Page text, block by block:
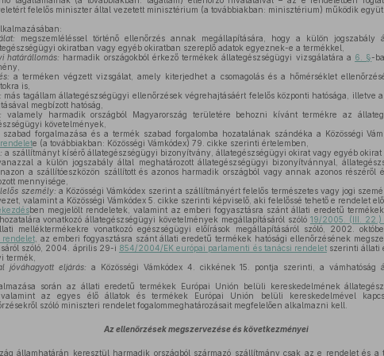
felelős miniszter által vezetett minisztérium (a továbbiakban: minisztérium) működik
megszemléléssel történő ellenőrzés annak megállapítására, hogy a külön jogszabály
okiratban vagy egyéb okiratban szereplő adatok egyeznek-e a termékkel,
határállomás: harmadik országokból érkező termékek állategészségügyi vizsgálatára a 6. §-
a terméken végzett vizsgálat, amely kiterjedhet a csomagolás és a hőmérséklet
is,
más tagállam állategészségügyi ellenőrzések végrehajtásáért felelős központi hatósága, illetve
megbízott hatóság,
valamely harmadik országból Magyarország területére behozni kívánt termékre az
követelmények,
forgalmazása és a termék szabad forgalomba hozatalának szándéka a Közösségi
e (a továbbiakban: Közösségi Vámkódex) 79. cikke szerinti értelemben,
a szállítmányt kísérő állategészségügyi bizonyítvány, állategészségügyi okirat vagy egyéb okirat
a külön jogszabály által meghatározott állategészségügyi bizonyítvánnyal,
a szállítóeszközön szállított és azonos harmadik országból vagy annak azonos részéről
mennyisége,
személy: a Közösségi Vámkódex szerint a szállítmányért felelős természetes vagy jogi
valamint a Közösségi Vámkódex 5. cikke szerinti képviselő, aki felelőssé tehető e rendelet
ben megjelölt rendeletek, valamint az emberi fogyasztásra szánt állati eredetű
vonatkozó állategészségügyi követelmények megállapításáról szóló 19/2005. (III. 22.)
melléktermékekre vonatkozó egészségügyi előírások megállapításáról szóló, 2002.
rendelet, az emberi fogyasztásra szánt állati eredetű termékek hatósági ellenőrzésének
szóló, 2004. április 29-i 854/2004/EK európai parlamenti és tanácsi rendeletszerinti állati
termék,
jóváhagyott eljárás: a Közösségi Vámkódex 4. cikkének 15. pontja szerinti, a vámhatóság
során az állati eredetű termékek Európai Unión belüli kereskedelmének
az egyes élő állatok és termékek Európai Unión belüli kereskedelmével
szóló miniszteri rendelet fogalommeghatározásait megfelelően alkalmazni kell.
Az ellenőrzések megszervezése és következményei
államhatárán keresztül harmadik országból származó szállítmány csak az e rendelet és a